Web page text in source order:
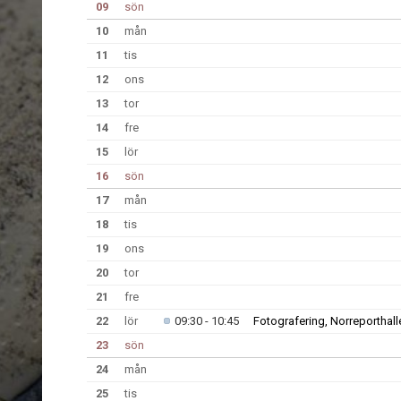
09
sön
10
mån
11
tis
12
ons
13
tor
14
fre
15
lör
16
sön
17
mån
18
tis
19
ons
20
tor
21
fre
22
lör 09:30 - 10:45 Fotografering,
23
sön
24
mån
25
tis